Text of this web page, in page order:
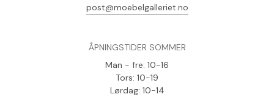
post@moebelgalleriet.no
ÅPNINGSTIDER SOMMER
Man - fre: 10-16
Tors: 10-19
Lørdag: 10-14